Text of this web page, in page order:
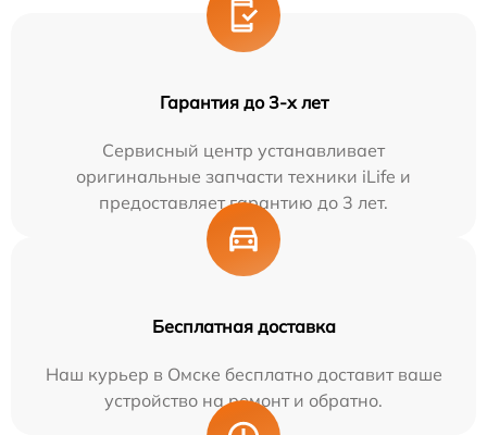
Гарантия до 3-х лет
Сервисный центр устанавливает
оригинальные запчасти техники iLife и
предоставляет гарантию до 3 лет.
Бесплатная доставка
Наш курьер в Омске бесплатно доставит ваше
устройство на ремонт и обратно.